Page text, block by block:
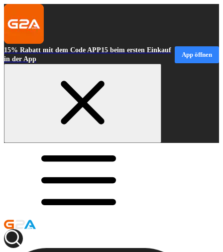
15% Rabatt mit dem Code APP15 beim ersten Einkauf
in der App
App öffnen